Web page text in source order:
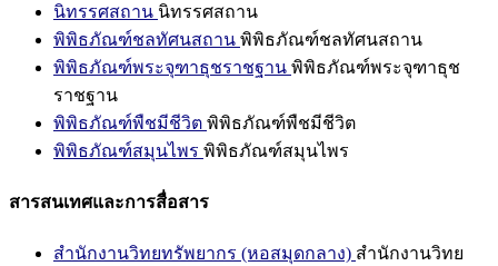
นิทรรศสถาน นิทรรศสถาน
พิพิธภัณฑ์ชลทัศนสถาน พิพิธภัณฑ์ชลทัศนสถาน
พิพิธภัณฑ์พระจุฑาธุชราชฐาน พิพิธภัณฑ์พระจุฑาธุช
ราชฐาน
พิพิธภัณฑ์พืชมีชีวิต พิพิธภัณฑ์พืชมีชีวิต
พิพิธภัณฑ์สมุนไพร พิพิธภัณฑ์สมุนไพร
สารสนเทศและการสื่อสาร
สำนักงานวิทยทรัพยากร (หอสมุดกลาง) สำนักงานวิทย